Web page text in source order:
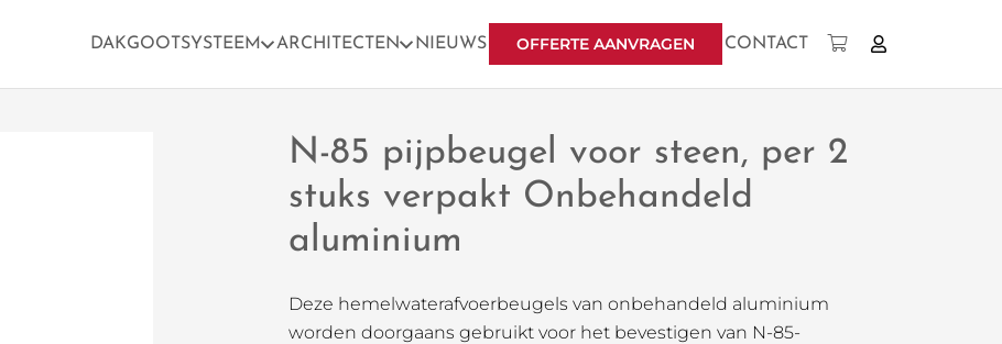
DAKGOOTSYSTEEM ARCHITECTEN NIEUWS OFFERTE AANVRAGEN CONTACT
N-85 pijpbeugel voor steen, per 2
stuks verpakt Onbehandeld
aluminium
Deze hemelwaterafvoerbeugels van onbehandeld aluminium
worden doorgaans gebruikt voor het bevestigen van N-85-